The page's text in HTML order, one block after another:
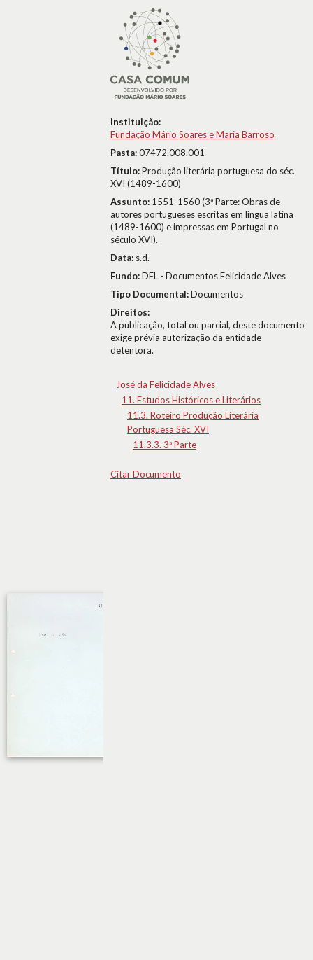
Instituição:
Fundação Mário Soares e Maria Barroso
Pasta:07472.008.001
Título:Produção literária portuguesa do séc.
XVI (1489-1600)
Assunto: 1551-1560 (3ª Parte: Obras de
autores portugueses escritas em língua latina
(1489-1600) e impressas em Portugal no
século XVI).
Data: s.d.
Fundo:DFL - Documentos Felicidade Alves
Tipo Documental:Documentos
Direitos:
A publicação, total ou parcial, deste documento
exige prévia autorização da entidade
detentora.
José da Felicidade Alves
11. Estudos Históricos e Literários
11.3. Roteiro Produção Literária
Portuguesa Séc. XVI
11.3.3. 3ª Parte
Citar Documento